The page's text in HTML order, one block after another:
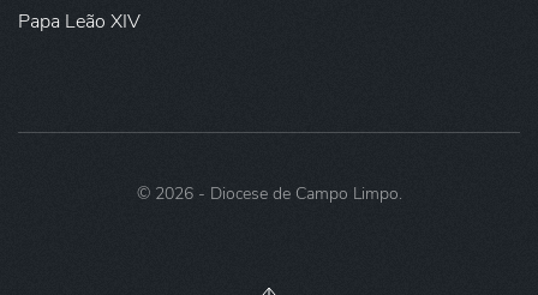
Papa Leão XIV
© 2026- Diocese de Campo Limpo.